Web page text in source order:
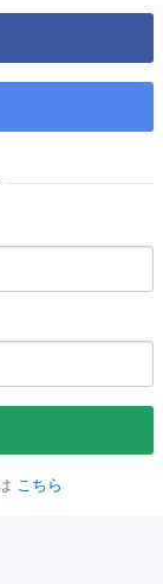
こちら